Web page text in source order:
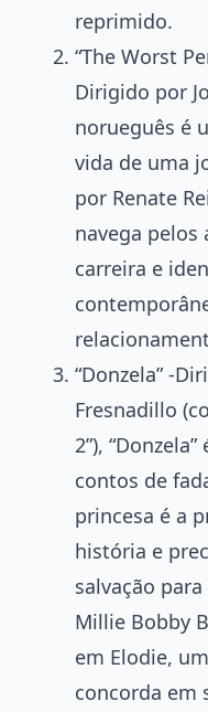
reprimido.
“The Worst
Dirigido por
norueguês é
vida de uma
por Renate
navega pelos
carreira e
“Donzela” -
Fresnadillo
2”),
contos de
princesa é a
história e
salvação
Millie Bobby
em Elodie,
concorda em